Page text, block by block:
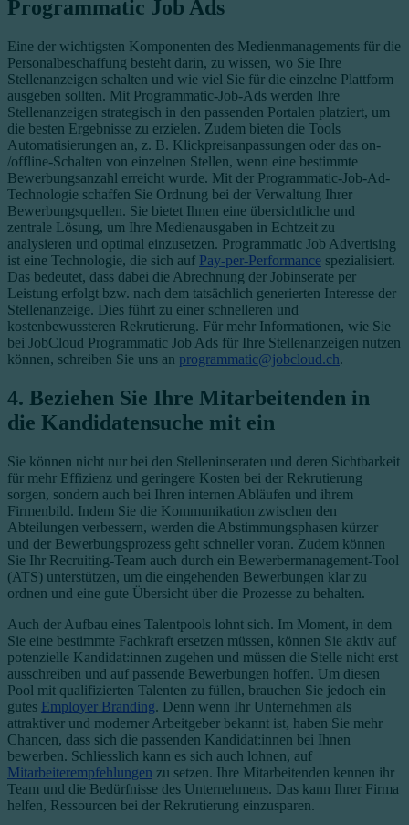
Programmatic Job Ads
Eine der wichtigsten Komponenten des Medienmanagements für die
Personalbeschaffung besteht darin, zu wissen, wo Sie Ihre
Stellenanzeigen schalten und wie viel Sie für die einzelne Plattform
ausgeben sollten. Mit Programmatic-Job-Ads werden Ihre
Stellenanzeigen strategisch in den passenden Portalen platziert, um
die besten Ergebnisse zu erzielen. Zudem bieten die Tools
Automatisierungen an, z. B. Klickpreisanpassungen oder das on-
/offline-Schalten von einzelnen Stellen, wenn eine bestimmte
Bewerbungsanzahl erreicht wurde. Mit der Programmatic-Job-Ad-
Technologie schaffen Sie Ordnung bei der Verwaltung Ihrer
Bewerbungsquellen. Sie bietet Ihnen eine übersichtliche und
zentrale Lösung, um Ihre Medienausgaben in Echtzeit zu
analysieren und optimal einzusetzen. Programmatic Job Advertising
ist eine Technologie, die sich auf Pay-per-Performance spezialisiert.
Das bedeutet, dass dabei die Abrechnung der Jobinserate per
Leistung erfolgt bzw. nach dem tatsächlich generierten Interesse der
Stellenanzeige. Dies führt zu einer schnelleren und
kostenbewussteren Rekrutierung. Für mehr Informationen, wie Sie
bei JobCloud Programmatic Job Ads für Ihre Stellenanzeigen nutzen
können, schreiben Sie uns an programmatic@jobcloud.ch.
4. Beziehen Sie Ihre Mitarbeitenden in
die Kandidatensuche mit ein
Sie können nicht nur bei den Stelleninseraten und deren Sichtbarkeit
für mehr Effizienz und geringere Kosten bei der Rekrutierung
sorgen, sondern auch bei Ihren internen Abläufen und ihrem
Firmenbild. Indem Sie die Kommunikation zwischen den
Abteilungen verbessern, werden die Abstimmungsphasen kürzer
und der Bewerbungsprozess geht schneller voran. Zudem können
Sie Ihr Recruiting-Team auch durch ein Bewerbermanagement-Tool
(ATS) unterstützen, um die eingehenden Bewerbungen klar zu
ordnen und eine gute Übersicht über die Prozesse zu behalten.
Auch der Aufbau eines Talentpools lohnt sich. Im Moment, in dem
Sie eine bestimmte Fachkraft ersetzen müssen, können Sie aktiv auf
potenzielle Kandidat:innen zugehen und müssen die Stelle nicht erst
ausschreiben und auf passende Bewerbungen hoffen. Um diesen
Pool mit qualifizierten Talenten zu füllen, brauchen Sie jedoch ein
gutes Employer Branding. Denn wenn Ihr Unternehmen als
attraktiver und moderner Arbeitgeber bekannt ist, haben Sie mehr
Chancen, dass sich die passenden Kandidat:innen bei Ihnen
bewerben. Schliesslich kann es sich auch lohnen, auf
Mitarbeiterempfehlungen zu setzen. Ihre Mitarbeitenden kennen ihr
Team und die Bedürfnisse des Unternehmens. Das kann Ihrer Firma
helfen, Ressourcen bei der Rekrutierung einzusparen.